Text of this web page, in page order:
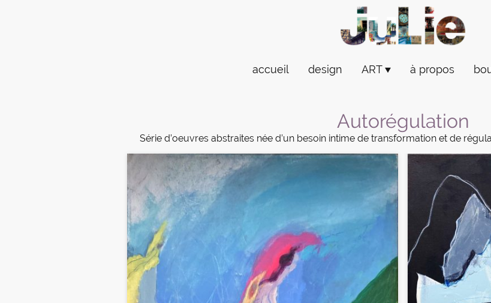
accueil design ART à propos
Autorégulation
Série d’oeuvres abstraites née d’un besoin intime de transformation et de